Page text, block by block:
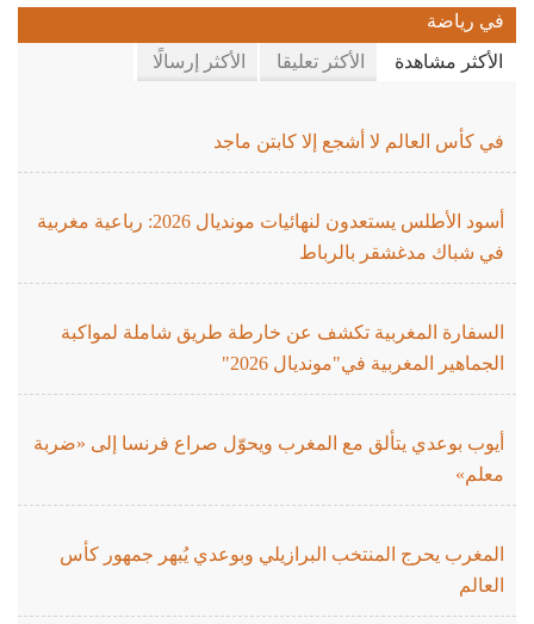
في رياضة
الأكثر مشاهدة الأكثر تعليقا الأكثر إرسالًا
في كأس العالم لا أشجع إلا كابتن ماجد
أسود الأطلس يستعدون لنهائيات مونديال 2026: رباعية مغربية
في شباك مدغشقر بالرباط
السفارة المغربية تكشف عن خارطة طريق شاملة لمواكبة
الجماهير المغربية في"مونديال 2026"
أيوب بوعدي يتألق مع المغرب ويحوّل صراع فرنسا إلى «ضربة
معلم»
المغرب يحرج المنتخب البرازيلي وبوعدي يُبهر جمهور كأس
العالم